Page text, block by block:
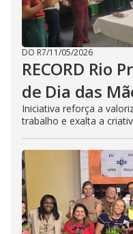
DO R7/11/05/2026
RECORD Rio
de Dia das
Iniciativa reforça a
trabalho e exalta a